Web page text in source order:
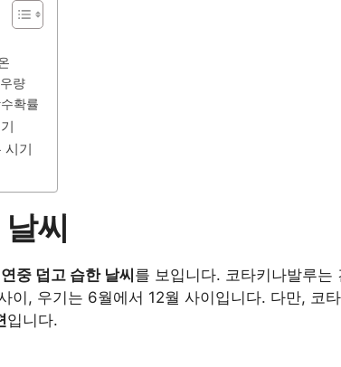
량
확률
시기
씨
중 덥고 습한 날씨 를 보입니다. 코타키나발루는
이, 우기는 6월에서 12월 사이입니다. 다만, 코
입니다.